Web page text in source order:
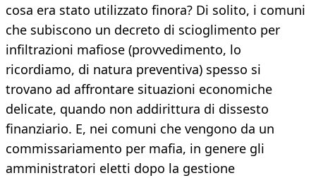
cosa era stato utilizzato finora? Di solito, i comuni
che subiscono un decreto di scioglimento per
infiltrazioni mafiose (provvedimento, lo
ricordiamo, di natura preventiva) spesso si
trovano ad affrontare situazioni economiche
delicate, quando non addirittura di dissesto
finanziario. E, nei comuni che vengono da un
commissariamento per mafia, in genere gli
amministratori eletti dopo la gestione